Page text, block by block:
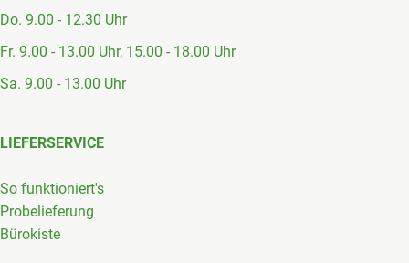
Do. 9.00 - 12.30 Uhr
Fr. 9.00 - 13.00 Uhr, 15.00 - 18.00 Uhr
Sa. 9.00 - 13.00 Uhr
LIEFERSERVICE
So funktioniert's
Probelieferung
Bürokiste